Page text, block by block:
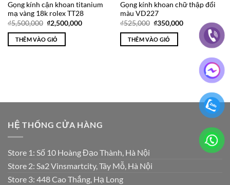
Gọng kính cận khoan titanium
mạ vàng 18k rolex TT28
₫5,500,000 Giá
gốc
là:
₫5,500,000.
₫2,500,000Giá
THÊM VÀO GIỎ
Gọng kính khoan chữ thập đổi
màu VD227
₫525,000 Giá
là:
₫525,000.
₫350,000Giá
₫350,000.
THÊM VÀO GIỎ
HỆ THỐNG CỬA HÀNG
Store 1: Số 10 Hoàng Đạo Thành, Hà Nội
Store 2: Sa2 Vinsmartcity, Tây Mỗ, Hà Nội
Store 3: 448 Cao Thắng, Hạ Long